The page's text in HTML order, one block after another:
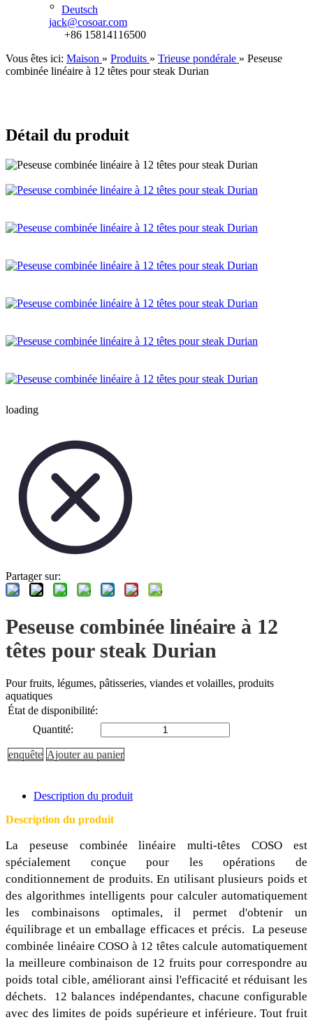
Deutsch
jack@cosoar.com
+86 15814116500
Vous êtes ici: Maison » Produits » Trieuse pondérale » Peseuse
combinée linéaire à 12 têtes pour steak Durian
Détail du produit
loading
Partager sur:
Peseuse combinée linéaire à 12
têtes pour steak Durian
Pour fruits, légumes, pâtisseries, viandes et volailles, produits
aquatiques
État de disponibilité:
Quantité:
enquête Ajouter au panier
Description du produit
Description du produit
La peseuse combinée linéaire multi-têtes COSO est
spécialement conçue pour les opérations de
conditionnement de produits. En utilisant plusieurs poids et
des algorithmes intelligents pour calculer automatiquement
les combinaisons optimales, il permet d'obtenir un
équilibrage et un emballage efficaces et précis. La peseuse
combinée linéaire COSO à 12 têtes calcule automatiquement
la meilleure combinaison de 12 fruits pour correspondre au
poids total cible, améliorant ainsi l'efficacité et réduisant les
déchets. 12 balances indépendantes, chacune configurable
avec des limites de poids supérieure et inférieure. Tout fruit